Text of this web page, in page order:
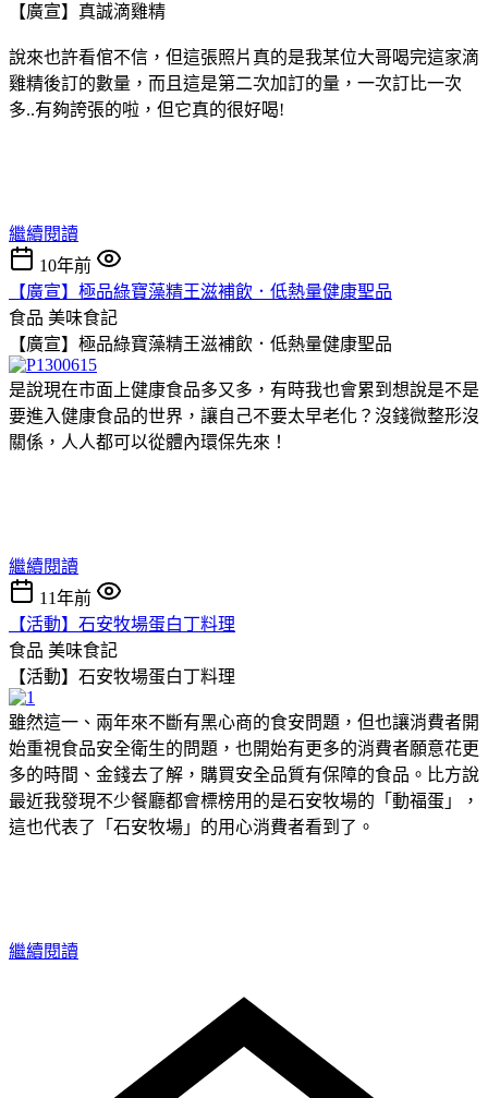
【廣宣】真誠滴雞精
說來也許看倌不信，但這張照片真的是我某位大哥喝完這家滴
雞精後訂的數量，而且這是第二次加訂的量，一次訂比一次
多..有夠誇張的啦，但它真的很好喝!
繼續閱讀
10年前
【廣宣】極品綠寶藻精王滋補飲．低熱量健康聖品
食品 美味食記
【廣宣】極品綠寶藻精王滋補飲．低熱量健康聖品
是說現在市面上健康食品多又多，有時我也會累到想說是不是
要進入健康食品的世界，讓自己不要太早老化？沒錢微整形沒
關係，人人都可以從體內環保先來！
繼續閱讀
11年前
【活動】石安牧場蛋白丁料理
食品 美味食記
【活動】石安牧場蛋白丁料理
雖然這一、兩年來不斷有黑心商的食安問題，但也讓消費者開
始重視食品安全衛生的問題，也開始有更多的消費者願意花更
多的時間、金錢去了解，購買安全品質有保障的食品。比方說
最近我發現不少餐廳都會標榜用的是石安牧場的「動福蛋」，
這也代表了「石安牧場」的用心消費者看到了。
繼續閱讀